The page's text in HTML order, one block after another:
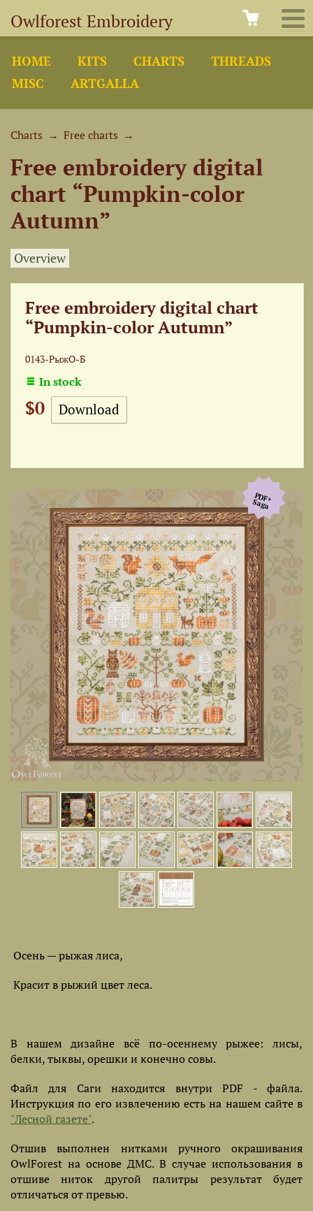
Owlforest Embroidery
HOME KITS CHARTS
THREADS
MISC
ARTGALLA
Charts → Free charts →
Free embroidery digital
chart “Pumpkin-color
Autumn”
Overview
Free embroidery digital chart
“Pumpkin-color Autumn”
0143-РыжО-Б
In stock
$0 Download
PDF+
Saga
Осень — рыжая лиса,
Красит в рыжий цвет леса.
В нашем дизайне всё по-осеннему рыжее: лисы,
белки, тыквы, орешки и конечно совы.
Файл для Саги находится внутри PDF - файла.
Инструкция по его извлечению есть на нашем сайте в
"Лесной газете".
Отшив выполнен нитками ручного окрашивания
OwlForest на основе ДМС. В случае использования в
отшиве ниток другой палитры результат будет
отличаться от превью.